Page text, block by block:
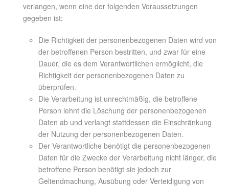
verlangen, wenn eine der folgenden Voraussetzungen
gegeben ist:
Die Richtigkeit der personenbezogenen Daten wird von
der betroffenen Person bestritten, und zwar für eine
Dauer, die es dem Verantwortlichen ermöglicht, die
Richtigkeit der personenbezogenen Daten zu
überprüfen.
Die Verarbeitung ist unrechtmäßig, die betroffene
Person lehnt die Löschung der personenbezogenen
Daten ab und verlangt stattdessen die Einschränkung
der Nutzung der personenbezogenen Daten.
Der Verantwortliche benötigt die personenbezogenen
Daten für die Zwecke der Verarbeitung nicht länger, die
betroffene Person benötigt sie jedoch zur
Geltendmachung, Ausübung oder Verteidigung von